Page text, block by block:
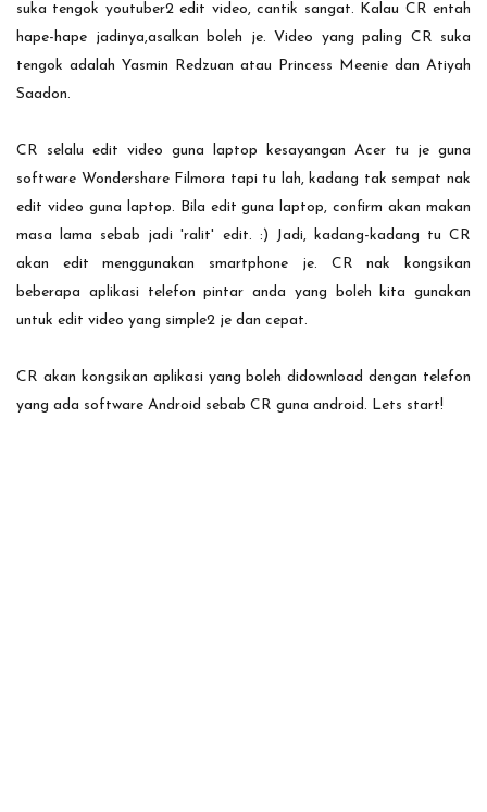
suka tengok youtuber2 edit video, cantik sangat. Kalau CR entah
hape-hape jadinya,asalkan boleh je. Video yang paling CR suka
tengok adalah Yasmin Redzuan atau Princess Meenie dan Atiyah
Saadon.
CR selalu edit video guna laptop kesayangan Acer tu je guna
software Wondershare Filmora tapi tu lah, kadang tak sempat nak
edit video guna laptop. Bila edit guna laptop, confirm akan makan
masa lama sebab jadi 'ralit' edit. :) Jadi, kadang-kadang tu CR
akan edit menggunakan smartphone je. CR nak kongsikan
beberapa aplikasi telefon pintar anda yang boleh kita gunakan
untuk edit video yang simple2 je dan cepat.
CR akan kongsikan aplikasi yang boleh didownload dengan telefon
yang ada software Android sebab CR guna android. Lets start!